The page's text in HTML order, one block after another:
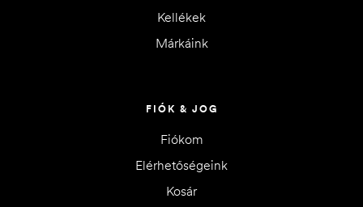
Kellékek
Márkáink
FIÓK & JOG
Fiókom
Elérhetőségeink
Kosár